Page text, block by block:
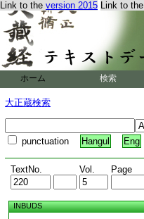
Link to the version 2015 Link to the
ホーム 検索
大正蔵検索
punctuation Hangul Eng
TextNo. Vol. Page
INBUDS